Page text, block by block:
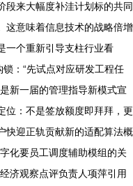
段来大幅度补洼计划标的共同
这意味着信息技术的战略倍增
一个重新引导支柱行业看
：“先试点对应研发工程任
新一届的管理指导新模式宣
位：不是签放额度即拜拜，更
快迎正轨贡献新的适配算法概
化要员工调度辅助模组的关
济观察点评负责人项萍引用